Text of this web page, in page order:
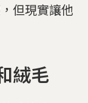
但現實讓他
絨毛